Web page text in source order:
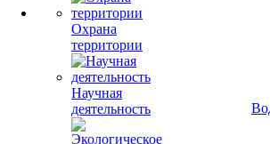
Охрана
территории
Научная
деятельность